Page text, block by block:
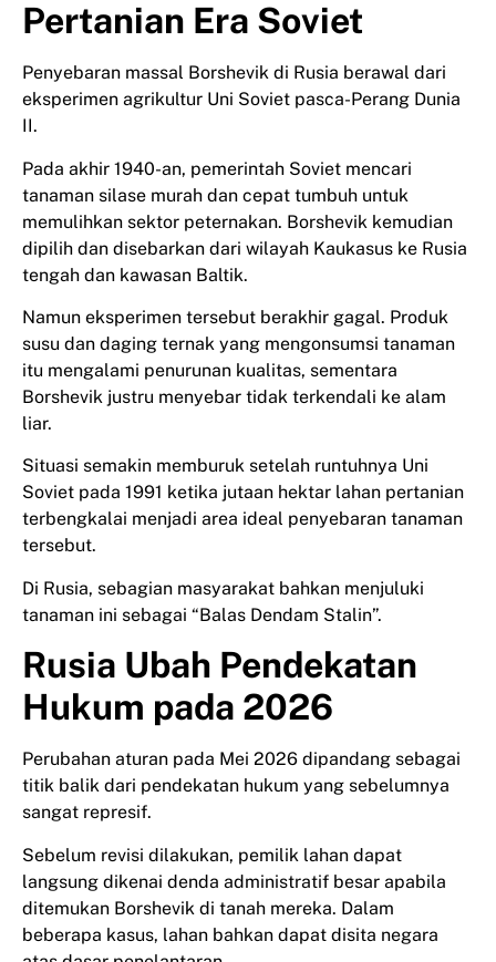
Pertanian Era Soviet
Penyebaran massal Borshevik di Rusia berawal dari
eksperimen agrikultur Uni Soviet pasca-Perang Dunia
II.
Pada akhir 1940-an, pemerintah Soviet mencari
tanaman silase murah dan cepat tumbuh untuk
memulihkan sektor peternakan. Borshevik kemudian
dipilih dan disebarkan dari wilayah Kaukasus ke Rusia
tengah dan kawasan Baltik.
Namun eksperimen tersebut berakhir gagal. Produk
susu dan daging ternak yang mengonsumsi tanaman
itu mengalami penurunan kualitas, sementara
Borshevik justru menyebar tidak terkendali ke alam
liar.
Situasi semakin memburuk setelah runtuhnya Uni
Soviet pada 1991 ketika jutaan hektar lahan pertanian
terbengkalai menjadi area ideal penyebaran tanaman
tersebut.
Di Rusia, sebagian masyarakat bahkan menjuluki
tanaman ini sebagai “Balas Dendam Stalin”.
Rusia Ubah Pendekatan
Hukum pada 2026
Perubahan aturan pada Mei 2026 dipandang sebagai
titik balik dari pendekatan hukum yang sebelumnya
sangat represif.
Sebelum revisi dilakukan, pemilik lahan dapat
langsung dikenai denda administratif besar apabila
ditemukan Borshevik di tanah mereka. Dalam
beberapa kasus, lahan bahkan dapat disita negara